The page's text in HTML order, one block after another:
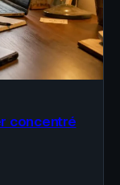
concentré